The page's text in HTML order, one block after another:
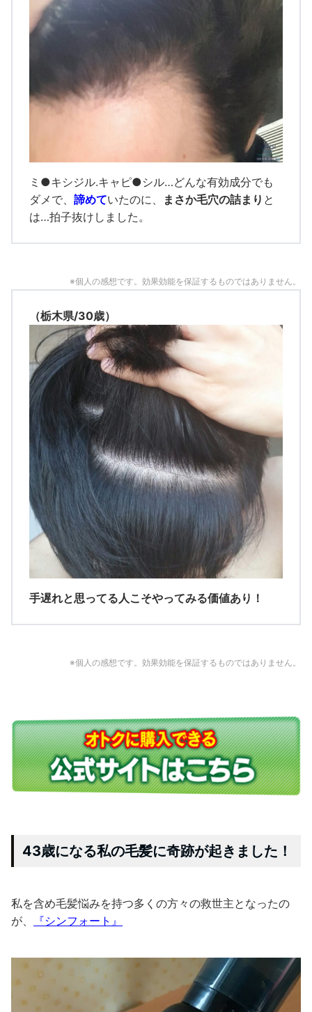
ミ●キシジル.キャピ●シル…どんな有効成分でも
ダメで、 諦めていたのに、 まさか毛穴の詰まり と
は…拍子抜けしました。
※個人の感想です。効果効能を保証するものではありません。
（栃木県/30歳）
手遅れと思ってる人こそやってみる価値あり！
※個人の感想です。効果効能を保証するものではありません。
43歳になる私の毛髪に奇跡が起きました！
私を含め毛髪悩みを持つ多くの方々の救世主となったの
が、
『シンフォート』